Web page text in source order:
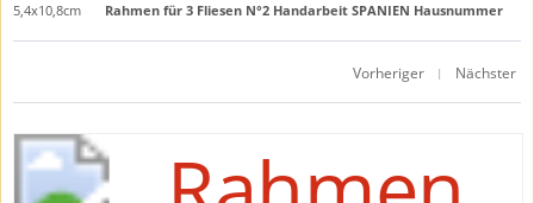
5,4x10,8cm
Rahmen für 3 Fliesen N°2 Handarbeit SPANIEN Hausnummer
Vorheriger | Nächster